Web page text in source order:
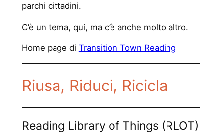
parchi cittadini.
C’è un tema, qui, ma c’è anche molto altro.
Home page di Transition Town Reading
Riusa, Riduci, Ricicla
Reading Library of Things (RLOT)